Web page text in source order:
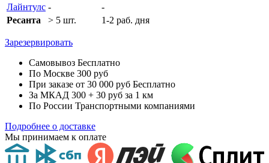
Лайнтулс -
-
Ресанта
> 5 шт. 1-2 раб. дня
Зарезервировать
Самовывоз Бесплатно
По Москве 300 руб
При заказе от 30 000 руб Бесплатно
За МКАД 300 + 30 руб за 1 км
По России Транспортными компаниями
Подробнее о доставке
Мы принимаем к оплате